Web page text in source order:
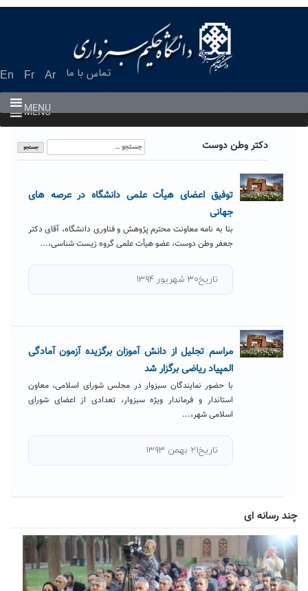
En Fr Ar تماس با ما
MENU
MENU
دکتر وطن دوست
جستجو
برای:
توفیق اعضای هیأت علمی دانشگاه در عرصه های
جهانی
بنا به نامه معاونت محترم پژوهش و فناوری دانشگاه، آقای دکتر
جعفر وطن دوست، عضو هیأت علمی گروه زیست شناسی،...
تاریخ۳۰ شهریور ۱۳۹۴
مراسم تجلیل از دانش آموزان برگزیده آزمون آمادگی
المپیاد ریاضی برگزار شد
با حضور نمایندگان سبزوار در مجلس شورای اسلامی، معاون
استاندار و فرماندار ویژه سبزوار، تعدادی از اعضای شورای
اسلامی شهر،...
تاریخ۲۱ بهمن ۱۳۹۳
چند رسانه ای